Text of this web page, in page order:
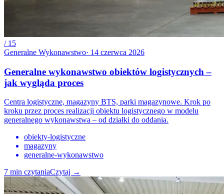
/ 15
Generalne Wykonawstwo· 14 czerwca 2026
Generalne wykonawstwo obiektów logistycznych –
jak wygląda proces
Centra logistyczne, magazyny BTS, parki magazynowe. Krok po
kroku przez proces realizacji obiektu logistycznego w modelu
generalnego wykonawstwa – od działki do oddania.
obiekty-logistyczne
magazyny
generalne-wykonawstwo
7 min czytaniaCzytaj →